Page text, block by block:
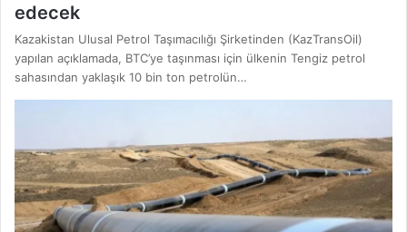
edecek
Kazakistan Ulusal Petrol Taşımacılığı Şirketinden (KazTransOil)
yapılan açıklamada, BTC’ye taşınması için ülkenin Tengiz petrol
sahasından yaklaşık 10 bin ton petrolün…